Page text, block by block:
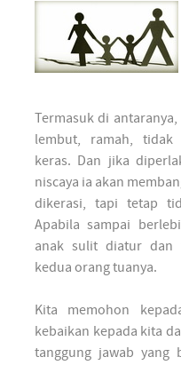
Termasuk di
lembut, ramah, tidak
keras. Dan jika
niscaya ia akan
dikerasi, tapi tetap
Apabila sampai
anak sulit diatur dan
kedua orang tuanya.
Kita memohon
kebaikan kepada kita
tanggung jawab yang